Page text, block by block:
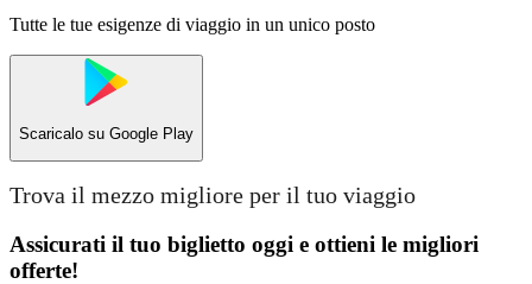
Tutte le tue esigenze di viaggio in un unico posto
Scaricalo su Google Play
Trova il mezzo migliore per il tuo viaggio
Assicurati il ​​tuo biglietto oggi e ottieni le migliori
offerte!